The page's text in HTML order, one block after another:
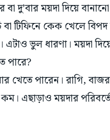
দু’বার ময়দা দিয়ে
বা টিফিনে কেক খেলে
এটাও ভুল ধারণা। ময়দা
পারে?
খেতে পারেন। রাগি,
এছাড়াও ময়দার